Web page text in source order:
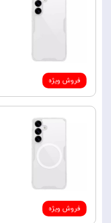
فروش ویژه
فروش ویژه